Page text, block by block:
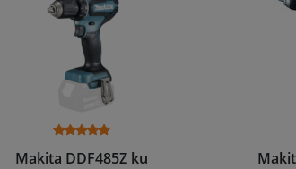
Makita DDF485Z ku